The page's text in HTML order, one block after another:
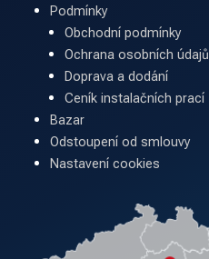
Podmínky
Obchodní podmínky
Ochrana osobních údajů
Doprava a dodání
Ceník instalačních prací
Bazar
Odstoupení od smlouvy
Nastavení cookies